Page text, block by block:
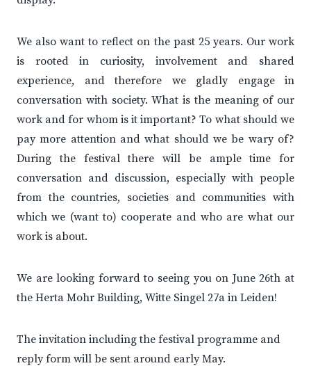
We also want to reflect on the past 25 years. Our work
is rooted in curiosity, involvement and shared
experience, and therefore we gladly engage in
conversation with society. What is the meaning of our
work and for whom is it important? To what should we
pay more attention and what should we be wary of?
During the festival there will be ample time for
conversation and discussion, especially with people
from the countries, societies and communities with
which we (want to) cooperate and who are what our
work is about.
We are looking forward to seeing you on June 26th at
the Herta Mohr Building, Witte Singel 27a in Leiden!
The invitation including the festival programme and
reply form will be sent around early May.